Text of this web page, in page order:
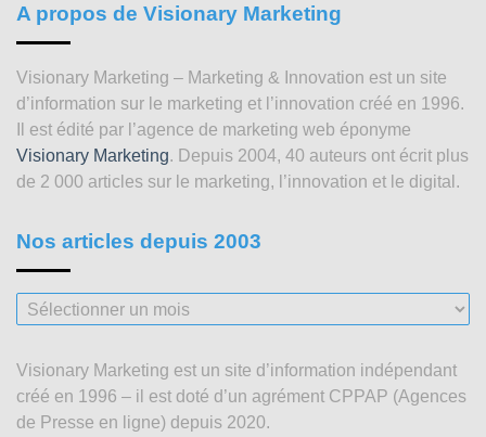
A propos de Visionary Marketing
Visionary Marketing – Marketing & Innovation est un site
d’information sur le marketing et l’innovation créé en 1996.
Il est édité par l’agence de marketing web éponyme
Visionary Marketing. Depuis 2004, 40 auteurs ont écrit plus
de 2 000 articles sur le marketing, l’innovation et le digital.
Nos articles depuis 2003
Nos
articles
2003
Visionary Marketing est un site d’information indépendant
créé en 1996 – il est doté d’un agrément CPPAP (Agences
de Presse en ligne) depuis 2020.